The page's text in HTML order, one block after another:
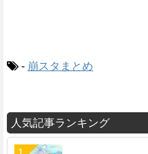
- 崩スタまとめ
人気記事ランキング